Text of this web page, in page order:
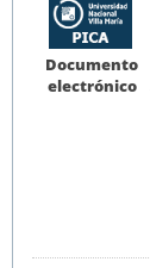
Documento
electrónico